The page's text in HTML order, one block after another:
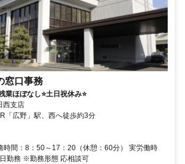
窓口事務
ほぼなし⭐土日祝休み⭐
支店
「広野」駅、西へ徒歩約3分
時間：8：50～17：20（休憩：60分） 実労働時
勤務 ※勤務形態 応相談可